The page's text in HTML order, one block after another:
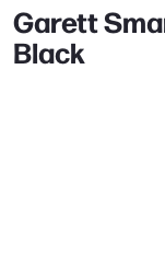
Garett
Black